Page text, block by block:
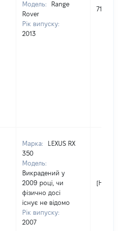
Модель:
Range
Rover
Рік випуску:
2013
711000
Марка:
LEXUS RX
350
Модель:
Викрадений у
2009 році, чи
фізично досі
існує не відомо
Рік випуску:
2007
[Не